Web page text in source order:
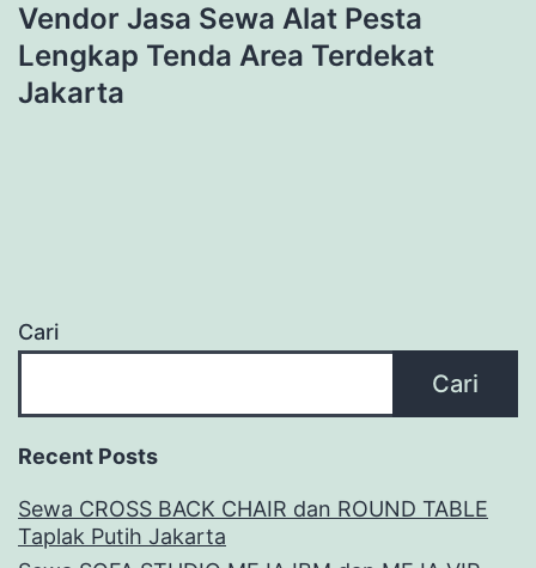
Vendor Jasa Sewa Alat Pesta
Lengkap Tenda Area Terdekat
Jakarta
Cari
Cari
Recent Posts
Sewa CROSS BACK CHAIR dan ROUND TABLE
Taplak Putih Jakarta